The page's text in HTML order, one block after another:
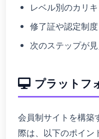
レベル別のカリ
修了証や認定制度
次のステップが
プラットフ
会員制サイトを構築
際は、以下のポイン